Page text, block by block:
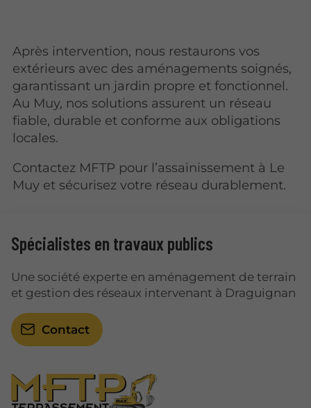
Après intervention, nous restaurons vos
extérieurs avec des aménagements soignés,
garantissant un jardin propre et fonctionnel.
Au Muy, nos solutions assurent un réseau
fiable, durable et conforme aux obligations
locales.
Contactez MFTP pour l’assainissement à Le
Muy et sécurisez votre réseau durablement.
Spécialistes en travaux publics
Une société experte en aménagement de terrain
et gestion des réseaux intervenant à Draguignan
Contact